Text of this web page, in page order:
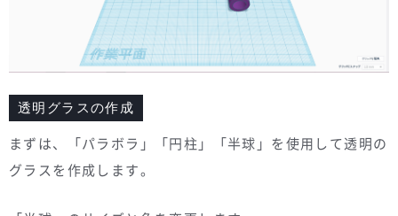
透明グラスの作成
まずは、「パラボラ」「円柱」「半球」を使用して透明の
グラスを作成します。